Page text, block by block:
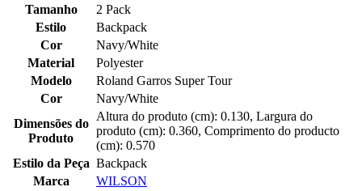
Tamanho
2 Pack
Estilo
Backpack
Cor
Navy/White
Material
Polyester
Modelo
Roland Garros Super Tour
Cor
Navy/White
Dimensões do
Produto
Altura do produto (cm): 0.130, Largura do
produto (cm): 0.360, Comprimento do producto
(cm): 0.570
Estilo da Peça Backpack
Marca
WILSON